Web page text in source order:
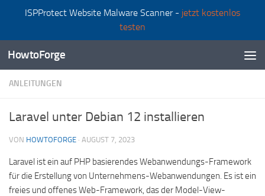
ISPProtect Website Malware Scanner - jetzt kostenlos
testen
Zum Inhalt springen
HowtoForge
ANLEITUNGEN
Laravel unter Debian 12 installieren
VON HOWTOFORGE · AUGUST 7, 2023
Laravel ist ein auf PHP basierendes Webanwendungs-Framework
für die Erstellung von Unternehmens-Webanwendungen. Es ist ein
freies und offenes Web-Framework, das der Model-View-